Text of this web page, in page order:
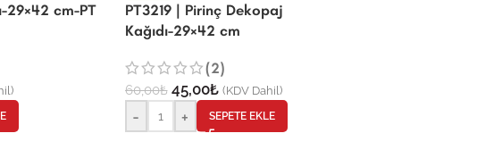
29×42 cm-PT
PT3219 | Pirinç Dekopaj
Kağıdı-29×42 cm
(2)
60,00₺ 45,00₺ (KDV Dahil)
- + SEPETE EKLE